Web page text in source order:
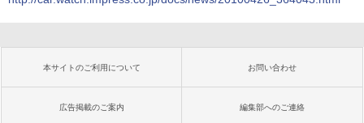
本サイトのご利用について お問い合わせ
広告掲載のご案内 編集部へのご連絡